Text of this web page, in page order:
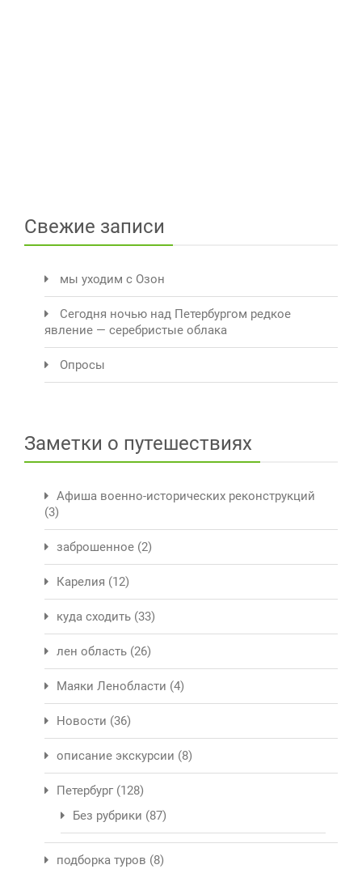
Свежие записи
мы уходим с Озон
Сегодня ночью над Петербургом редкое
явление — серебристые облака
Опросы
Заметки о путешествиях
Афиша военно-исторических реконструкций
(3)
заброшенное (2)
Карелия (12)
куда сходить (33)
лен область (26)
Маяки Ленобласти (4)
Новости (36)
описание экскурсии (8)
Петербург (128)
Без рубрики (87)
подборка туров (8)